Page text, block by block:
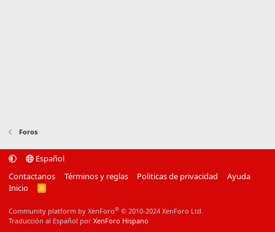
Foros
Español
Contactanos
Términos y reglas Politicas de privacidad
Ayuda
Inicio
R
Community platform by XenForo® © 2010-2024 XenForo Ltd.
Traducción al Español por XenForo Hispano